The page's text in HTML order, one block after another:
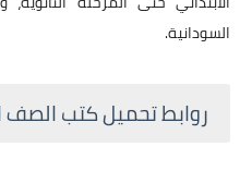
السودانية.
روابط تحميل كتب الصف